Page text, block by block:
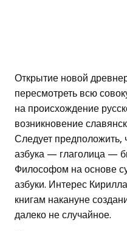
Открытие новой
пересмотреть всю
на происхождение
возникновение
Следует предположить,
азбука — глаголица —
Философом на основе
азбуки. Интерес
книгам накануне
далеко не случайное.